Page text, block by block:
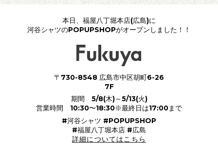
本日、福屋八丁堀本店(広島)に
河谷シャツのPOPUPSHOPがオープンしました！！
〒730-8548 広島市中区胡町6-26
7F
期間 5/8(木)～5/13(火)
営業時間 10:30〜18:30※最終日は17:00まで
#河谷シャツ #POPUPSHOP
#福屋八丁堀本店 #広島
詳細についてはこちら